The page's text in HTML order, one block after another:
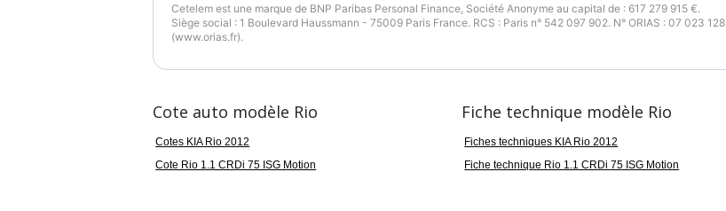
Cetelem est une marque de BNP Paribas Personal Finance, Société Anonyme au capital de : 617 279 915 €.
Siège social : 1 Boulevard Haussmann - 75009 Paris France. RCS : Paris n° 542 097 902. N° ORIAS : 07 023 128
(www.orias.fr).
Cote auto modèle Rio
Cotes KIA Rio 2012
Cote Rio 1.1 CRDi 75 ISG Motion
Fiche technique modèle Rio
Fiches techniques KIA Rio 2012
Fiche technique Rio 1.1 CRDi 75 ISG Motion